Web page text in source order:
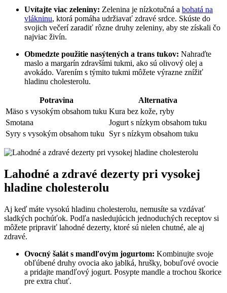
Uvítajte viac zeleniny: Zelenina je nízkotučná a ⁣ bohatá na
vlákninu, ktorá pomáha ⁣udržiavať zdravé srdce. Skúste do
svojich ⁣večerí ⁤zaradiť⁤ rôzne ⁣druhy zeleniny, aby ste získali čo
najviac živín.
Obmedzte použitie nasýtených a trans tukov: Nahraďte
maslo a⁣ margarín zdravšími ​tukmi, ⁢ako⁣ sú olivový olej⁤ a
avokádo. Varením‍ s týmito tukmi‌ môžete výrazne znížiť
⁣hladinu cholesterolu.
Potravina
Alternatíva
Mäso s vysokým obsahom tuku Kura bez kože, ryby
Smotana
Jogurt s⁣ nízkym‍ obsahom tuku
Syry s vysokým obsahom tuku
Syr s⁤ nízkym​ obsahom tuku
Lahodné a zdravé‌ dezerty pri vysokej
hladine cholesterolu
Aj keď máte vysokú hladinu⁢ cholesterolu, nemusíte sa vzdávať
sladkých pochúťok. ‍Podľa nasledujúcich jednoduchých receptov si
môžete pripraviť ‍lahodné dezerty, ktoré sú nielen chutné, ale aj
⁣zdravé.
Ovocný šalát s mandľovým jogurtom: Kombinujte​ svoje‍
obľúbené druhy ovocia ako jablká, hrušky, bobuľové ovocie
⁢a pridajte mandľový jogurt. Posypte ​mandle a trochou ‍škorice
pre extra chuť.